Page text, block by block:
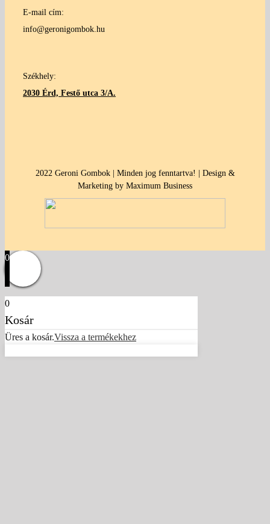
E-mail cím:
info@geronigombok.hu
Székhely:
2030 Érd, Festő utca 3/A.
2022 Geroni Gombok | Minden jog fenntartva! | Design &
Marketing by Maximum Business
0
0
Kosár
Üres a kosár.Vissza a termékekhez